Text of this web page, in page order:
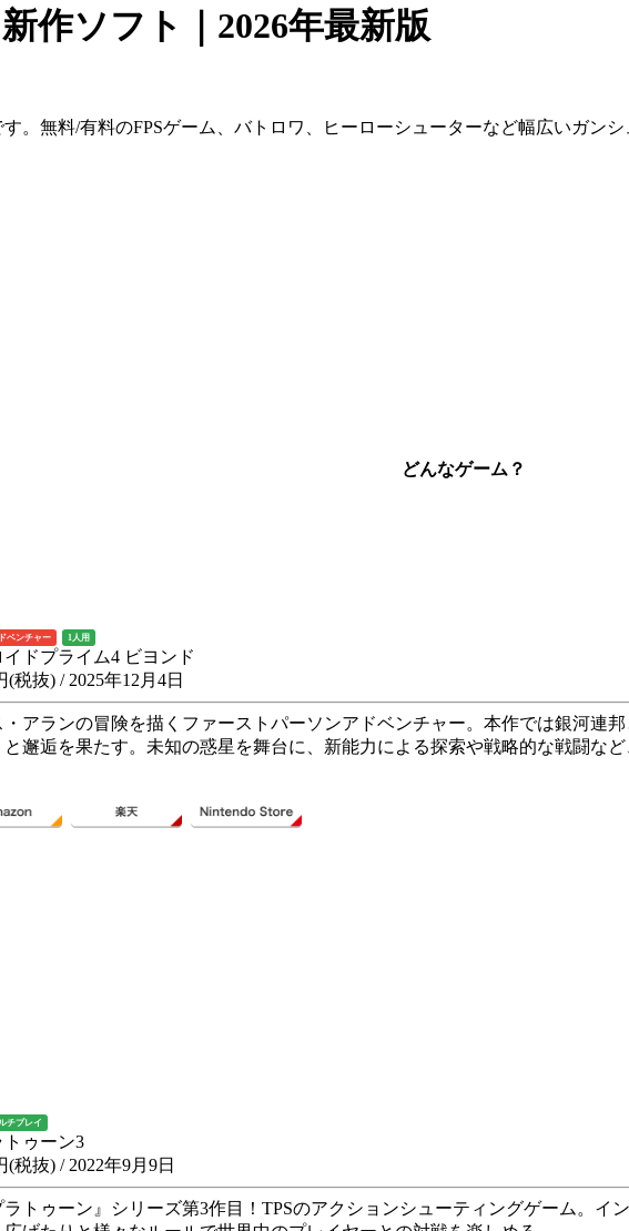
作ソフト｜2026年最新版
。無料/有料のFPSゲーム、バトロワ、ヒーローシューターなど幅広いガン
どんなゲーム？
ベンチャー 1人用
イドプライム4 ビヨンド
(税抜) / 2025年12月4日
・アランの冒険を描くファーストパーソンアドベンチャー。本作では銀河連
と邂逅を果たす。未知の惑星を舞台に、新能力による探索や戦略的な戦闘な
チプレイ
トゥーン3
(税抜) / 2022年9月9日
ラトゥーン』シリーズ第3作目！TPSのアクションシューティングゲーム。イ